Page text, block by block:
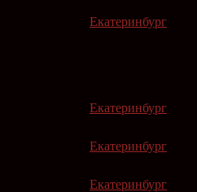
Екатеринбург
Екатеринбург
Екатеринбург
Екатеринбург